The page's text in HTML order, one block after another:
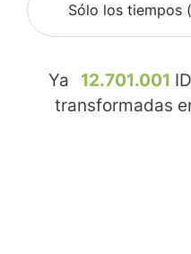
Sólo los tiempos
Ya 12.701.001
transformadas